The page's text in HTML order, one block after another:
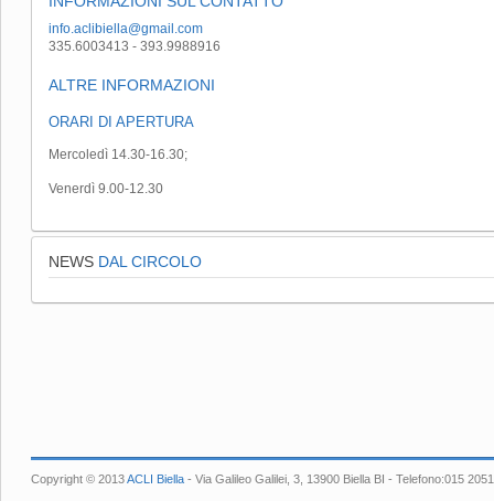
info.aclibiella@gmail.com
335.6003413 - 393.9988916
ALTRE INFORMAZIONI
ORARI DI APERTURA
Mercoledì 14.30-16.30;
Venerdì 9.00-12.30
NEWS DAL CIRCOLO
Copyright © 2013ACLI Biella - Via Galileo Galilei, 3, 13900 Biella BI - Telefono:015